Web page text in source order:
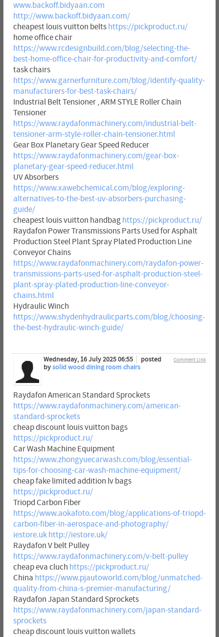
www.backoff.bidyaan.com
http://www.backoff.bidyaan.com/
cheapest louis vuitton belts https://pickproduct.ru/
home office chair
https://www.rcdesignbuild.com/blog/selecting-the-
best-home-office-chair-for-productivity-and-comfort/
task chairs
https://www.garnerfurniture.com/blog/identify-quality-
manufacturers-for-best-task-chairs/
Industrial Belt Tensioner , ARM STYLE Roller Chain
Tensioner
https://www.raydafonmachinery.com/industrial-belt-
tensioner-arm-style-roller-chain-tensioner.html
Gear Box Planetary Gear Speed Reducer
https://www.raydafonmachinery.com/gear-box-
planetary-gear-speed-reducer.html
UV Absorbers
https://www.xawebchemical.com/blog/exploring-
alternatives-to-the-best-uv-absorbers-purchasing-
guide/
cheapest louis vuitton handbag https://pickproduct.ru/
Raydafon Power Transmissions Parts Used for Asphalt
Production Steel Plant Spray Plated Production Line
Conveyor Chains
https://www.raydafonmachinery.com/raydafon-power-
transmissions-parts-used-for-asphalt-production-steel-
plant-spray-plated-production-line-conveyor-
chains.html
Hydraulic Winch
https://www.shydenhydraulicparts.com/blog/choosing-
the-best-hydraulic-winch-guide/
Comment Link
Wednesday, 16 July 2025 06:55
posted
bysolid wood dining room chairs
Raydafon American Standard Sprockets
https://www.raydafonmachinery.com/american-
standard-sprockets
cheap discount louis vuitton bags
https://pickproduct.ru/
Car Wash Machine Equipment
https://www.zhongyuecarwash.com/blog/essential-
tips-for-choosing-car-wash-machine-equipment/
cheap fake limited addition lv bags
https://pickproduct.ru/
Triopd Carbon Fiber
https://www.aokafoto.com/blog/applications-of-triopd-
carbon-fiber-in-aerospace-and-photography/
iestore.uk http://iestore.uk/
Raydafon V belt Pulley
https://www.raydafonmachinery.com/v-belt-pulley
cheap eva cluch https://pickproduct.ru/
China https://www.pjautoworld.com/blog/unmatched-
quality-from-china-s-premier-manufacturing/
Raydafon Japan Standard Sprockets
https://www.raydafonmachinery.com/japan-standard-
sprockets
cheap discount louis vuitton wallets